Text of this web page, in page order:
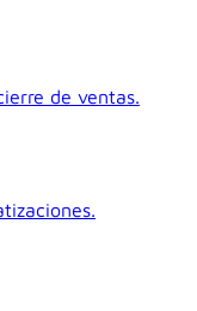
de ventas.